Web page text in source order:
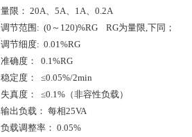
量限： 20A、5A、1A、0.2A
调节范围: (0～120)%RG RG为量限,下同；
调节细度: 0.01%RG
准确度： 0.1%RG
稳定度： ≤0.05%/2min
失真度： ≤0.1%（非容性负载）
输出负载： 每相25VA
负载调整率： 0.05%